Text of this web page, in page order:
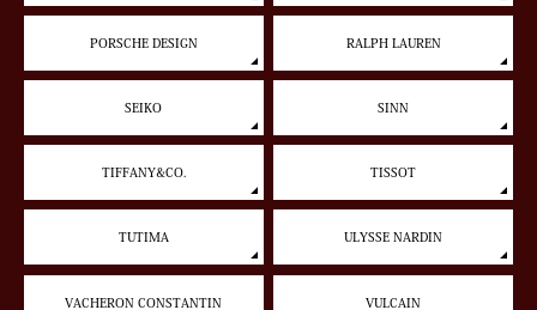
PORSCHE DESIGN RALPH LAUREN
SEIKO SINN
TIFFANY&CO. TISSOT
TUTIMA ULYSSE NARDIN
VACHERON CONSTANTIN VULCAIN